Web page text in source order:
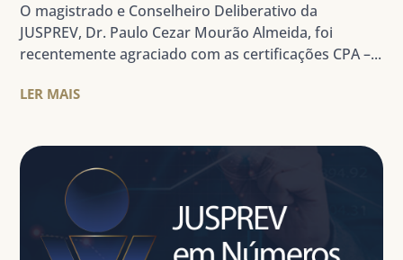
O magistrado e Conselheiro Deliberativo da
JUSPREV, Dr. Paulo Cezar Mourão Almeida, foi
recentemente agraciado com as certificações CPA –...
LER MAIS